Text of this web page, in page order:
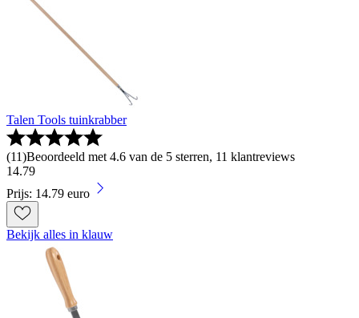
Talen Tools tuinkrabber
(11)Beoordeeld met 4.6 van de 5 sterren, 11 klantreviews
14.79
Prijs: 14.79 euro
Bekijk alles in klauw